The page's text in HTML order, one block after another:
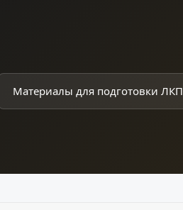
Материалы для подготовки ЛКП